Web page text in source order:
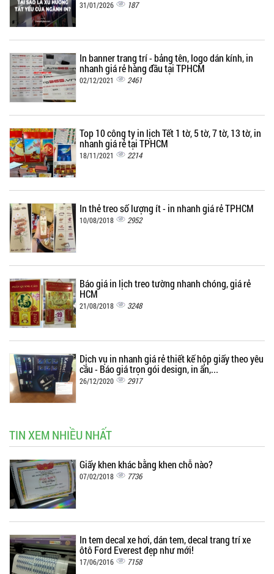
31/01/2026 187
In banner trang trí - bảng tên, logo dán kính, in
nhanh giá rẻ hàng đầu tại TPHCM
02/12/2021 2461
Top 10 công ty in lịch Tết 1 tờ, 5 tờ, 7 tờ, 13 tờ, in
nhanh giá rẻ tại TPHCM
18/11/2021 2214
In thẻ treo số lượng ít - in nhanh giá rẻ TPHCM
10/08/2018 2952
Báo giá in lịch treo tường nhanh chóng, giá rẻ
HCM
21/08/2018 3248
Dịch vụ in nhanh giá rẻ thiết kế hộp giấy theo yêu
cầu - Báo giá trọn gói design, in ấn,...
26/12/2020 2917
TIN XEM NHIỀU NHẤT
Giấy khen khác bằng khen chỗ nào?
07/02/2018 7736
In tem decal xe hơi, dán tem, decal trang trí xe
ôtô Ford Everest đẹp như mới!
17/06/2016 7158